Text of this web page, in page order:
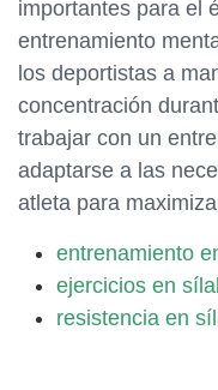
importantes para el
entrenamiento
los deportistas a
concentración
trabajar con un
adaptarse a las
atleta para
entrenamiento
ejercicios en
resistencia en